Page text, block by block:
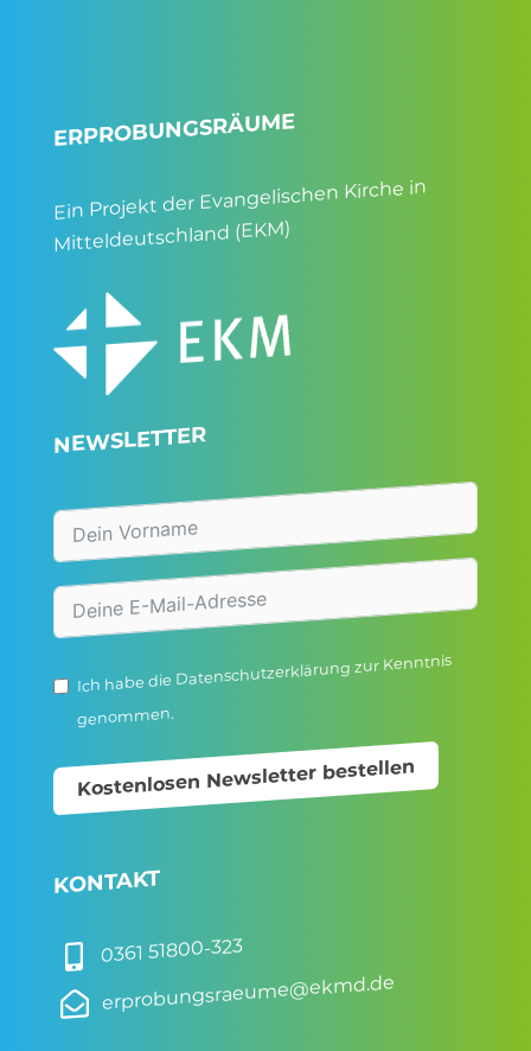
ERPROBUNGSRÄUME
Ein Projekt der Evangelischen Kirche in
Mitteldeutschland (EKM)
NEWSLETTER
Ich habe die Datenschutzerklärungzur Kenntnis
genommen.
Kostenlosen Newsletter bestellen
KONTAKT
 0361 51800-323
 erprobungsraeume@ekmd.de